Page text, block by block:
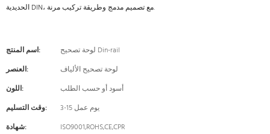
الحديدية DIN، مع تصميم مدمج وطريقة تركيب مرنة.
اسم المنتج:
لوحة تصحيح Din-rail
العنصر:
لوحة تصحيح الألياف
اللون:
أسود أو حسب الطلب
وقت التسليم:
3-15 يوم عمل
شهادة:
ISO9001,ROHS,CE,CPR